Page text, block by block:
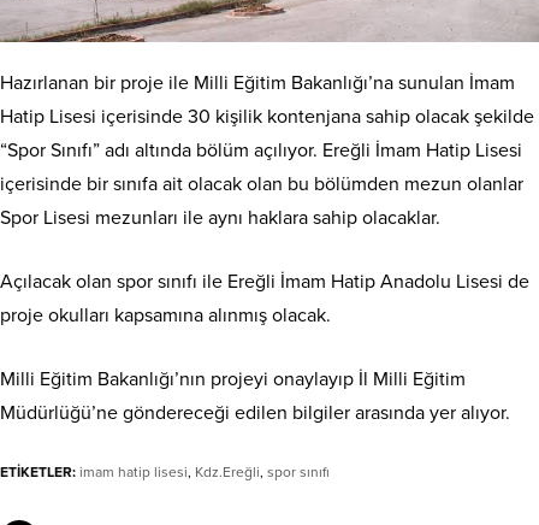
Hazırlanan bir proje ile Milli Eğitim Bakanlığı’na sunulan İmam
Hatip Lisesi içerisinde 30 kişilik kontenjana sahip olacak şekilde
“Spor Sınıfı” adı altında bölüm açılıyor. Ereğli İmam Hatip Lisesi
içerisinde bir sınıfa ait olacak olan bu bölümden mezun olanlar
Spor Lisesi mezunları ile aynı haklara sahip olacaklar.
Açılacak olan spor sınıfı ile Ereğli İmam Hatip Anadolu Lisesi de
proje okulları kapsamına alınmış olacak.
Milli Eğitim Bakanlığı’nın projeyi onaylayıp İl Milli Eğitim
Müdürlüğü’ne göndereceği edilen bilgiler arasında yer alıyor.
ETİKETLER: imam hatip lisesi, Kdz.Ereğli, spor sınıfı